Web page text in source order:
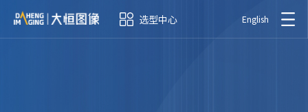
选型中心 English